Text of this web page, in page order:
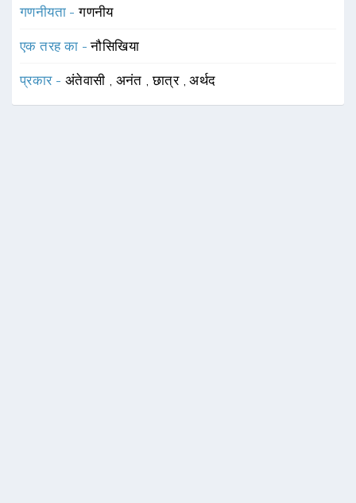
गणनीयता -गणनीय
एक तरह का -नौसिखिया
प्रकार - अंतेवासी अनंत ,छात्र ,अर्थद